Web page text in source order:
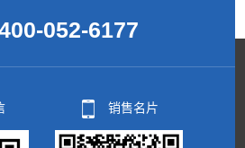
052-6177
销售名片